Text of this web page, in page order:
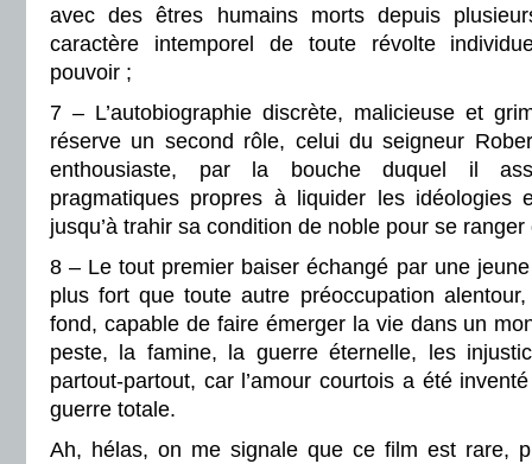
avec des êtres humains morts depuis
caractère intemporel de toute révolte
pouvoir ;
7 – L’autobiographie discrète, malicieuse et
réserve un second rôle, celui du seigneur
enthousiaste, par la bouche duquel il
pragmatiques propres à liquider les idéologies
jusqu’à trahir sa condition de noble pour se
8 – Le tout premier baiser échangé par une
plus fort que toute autre préoccupation
fond, capable de faire émerger la vie dans un
peste, la famine, la guerre éternelle, les
partout-partout, car l’amour courtois a été
guerre totale.
Ah, hélas, on me signale que ce film est rare,